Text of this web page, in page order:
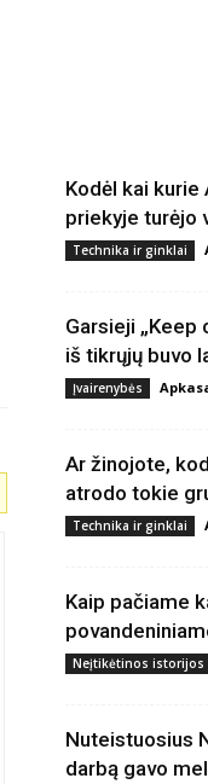
Kodėl kai kurie
priekyje turėjo
Technika ir ginklai
Garsieji „Keep
iš tikrųjų buvo
Įvairenybės
Ar žinojote,
atrodo tokie
Technika ir ginklai
Kaip pačiame
Neįtikėtinos istorijos
Nuteistuosius
darbą gavo